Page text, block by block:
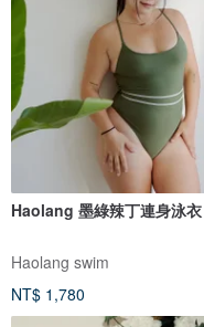
Haolang 墨綠辣丁連身泳衣
Haolang swim
NT$ 1,780